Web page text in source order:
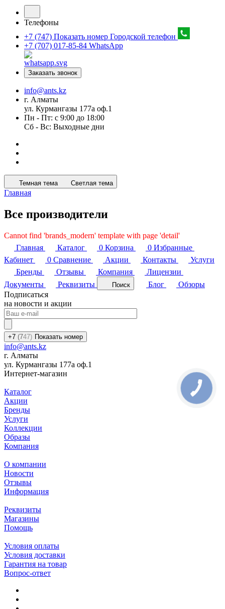
Телефоны
+7 (747) Показать номер Городской телефон
+7 (707) 017-85-84 WhatsApp
Заказать звонок
info@ants.kz
г. Алматы
ул. Курмангазы 177а оф.1
Пн - Пт: с 9:00 до 18:00
Сб - Вс: Выходные дни
Темная тема Светлая тема
Главная
Все производители
Cannot find 'brands_modern' template with page 'detail'
Главная
Каталог 0 Корзина 0 Избранные
Кабинет
0 Сравнение Акции Контакты
Услуги
Бренды
Отзывы Компания
Лицензии
Документы
Реквизиты Поиск Блог
Обзоры
Подписаться
на новости и акции
+7 (747) Показать номер
info@ants.kz
г. Алматы
ул. Курмангазы 177а оф.1
Интернет-магазин
Каталог
Акции
Бренды
Услуги
Коллекции
Образы
Компания
О компании
Новости
Отзывы
Информация
Реквизиты
Магазины
Помощь
Условия оплаты
Условия доставки
Гарантия на товар
Вопрос-ответ